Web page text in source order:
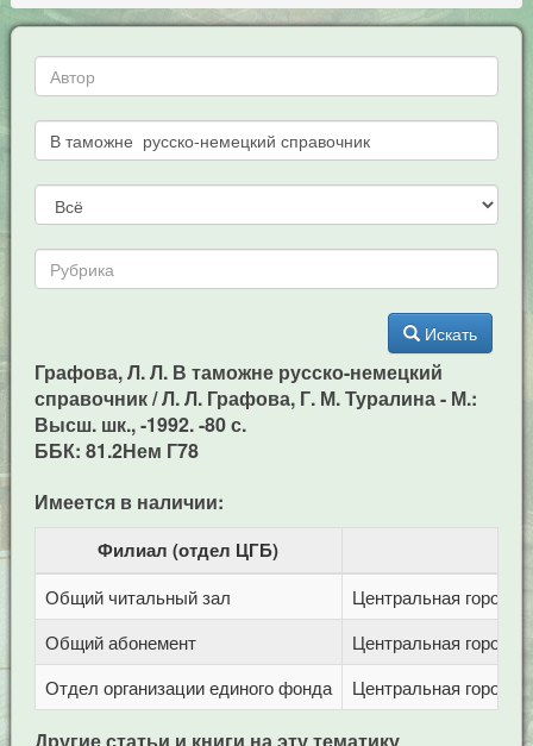
Искать
Графова, Л. Л. В таможне русско-немецкий
справочник / Л. Л. Графова, Г. М. Туралина - М.:
Высш. шк., -1992. -80 с.
ББК: 81.2Нем Г78
Имеется в наличии:
Филиал (отдел ЦГБ)
Общий читальный зал
Центральная
Общий абонемент
Центральная
Отдел организации единого фонда
Центральная